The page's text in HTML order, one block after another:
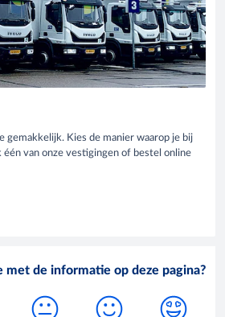
gemakkelijk. Kies de manier waarop je bij
van onze vestigingen of bestel online
met de informatie op deze pagina?